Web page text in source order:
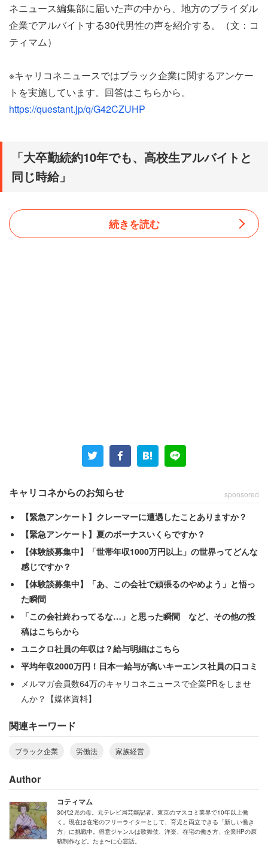
ネニュース編集部に届いた声の中から、地方のブライダル
企業でアルバイトする30代男性の声を紹介する。（文：コ
ティマム）
※キャリコネニュースではブラック企業に関するアンケー
トを実施しています。回答はこちらから。
https://questant.jp/q/G42CZUHP
「大卒勤続約10年でも、高校生アルバイトと
同じ時給」
「うちの会社の休憩時間はどれだけの労働時間でも
15分が基本です。私はアルバイトですが12時間労働
憩ゼロ分ということも多々あります」
「休憩＝昼食・まかないなのですが、社員は5分かか
らず立ち食いして業務に戻ります。社員は16時間労
働とかなのに」
時給で働くアルバイトの男性は「休憩を減らせば給料も減
りますし、違法ですが目をつぶるしかありません」と語っ
ている。
結婚式当日などに余裕がないのはわかるが、法律では「労
超える場合は、少なくとも1時間の休憩を与えなければな
らない」（労働基準法34条）と決まっている。ここは経営
ころだ。
また、同じく違法な「サービス残業」も横行しているとい
う。
続きを読む
キャリコネからのお知らせ sponsored
【緊急アンケート】クレーマーに遭遇したことありますか？
【緊急アンケート】夏のボーナスいくらですか？
【体験談募集中】「世帯年収1000万円以上」の世界ってどんな
感じですか？
【体験談募集中】「あ、この会社で頑張るのやめよう」と悟っ
た瞬間
「この会社終わってるな…」と思った瞬間 など、その他の投
稿はこちらから
ユニクロ社員の年収は？給与明細はこちら
平均年収2000万円！日本一給与が高いキーエンス社員の口コミ
メルマガ会員数64万のキャリコネニュースで企業PRをしませ
んか？【媒体資料】
関連キーワード
ブラック企業 労働法 家族経営
Author
コティマム
30代2児の母。元テレビ局芸能記者。東京のマスコミ業界で10年以上働
く。現在は在宅のフリーライターとして、育児と両立できる「新しい働き
方」に挑戦中。得意ジャンルは歌舞伎、洋楽、在宅の働き方、企業HPの原
稿制作など。たま〜に心霊話。